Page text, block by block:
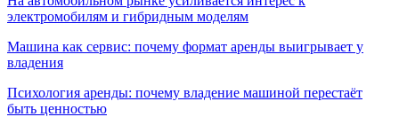
электромобилям и гибридным моделям
Машина как сервис: почему формат аренды выигрывает у
владения
Психология аренды: почему владение машиной перестаёт
быть ценностью